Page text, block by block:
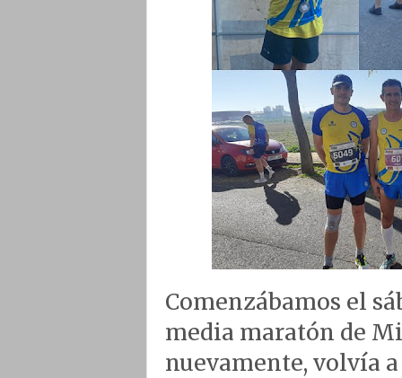
Comenzábamos el
media maratón de
nuevamente, volvía